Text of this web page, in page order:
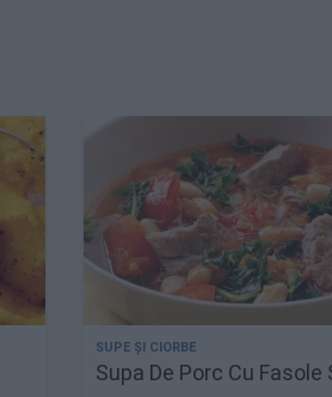
Supa De Porc Cu Fasole